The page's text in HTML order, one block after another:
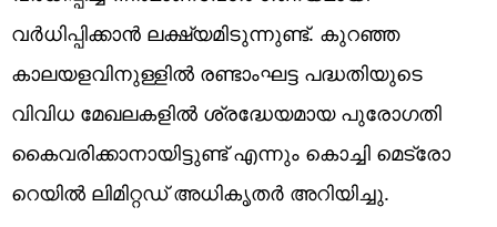
വർധിപ്പിക്കാൻ ലക്ഷ്യമിടുന്നുണ്ട്. കുറഞ്ഞ
കാലയളവിനുള്ളിൽ രണ്ടാംഘട്ട പദ്ധതിയുടെ
വിവിധ മേഖലകളിൽ ശ്രദ്ധേയമായ പുരോഗതി
കൈവരിക്കാനായിട്ടുണ്ട് എന്നും കൊച്ചി മെട്രോ
റെയിൽ ലിമിറ്റഡ് അധികൃതർ അറിയിച്ചു.